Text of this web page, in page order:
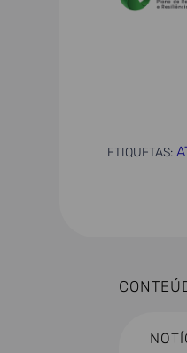
ETIQUETAS: